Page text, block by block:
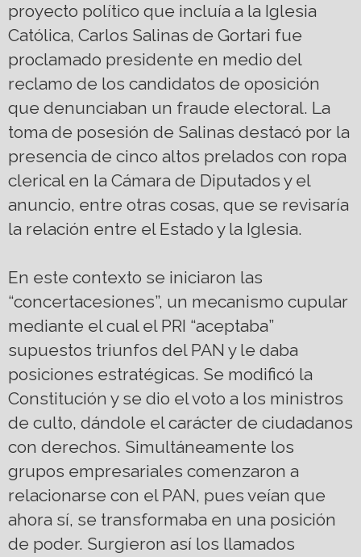
proyecto político que incluía a la Iglesia
Católica, Carlos Salinas de Gortari fue
proclamado presidente en medio del
reclamo de los candidatos de oposición
que denunciaban un fraude electoral. La
toma de posesión de Salinas destacó por la
presencia de cinco altos prelados con ropa
clerical en la Cámara de Diputados y el
anuncio, entre otras cosas, que se revisaría
la relación entre el Estado y la Iglesia.
En este contexto se iniciaron las
“concertacesiones”, un mecanismo cupular
mediante el cual el PRI “aceptaba”
supuestos triunfos del PAN y le daba
posiciones estratégicas. Se modificó la
Constitución y se dio el voto a los ministros
de culto, dándole el carácter de ciudadanos
con derechos. Simultáneamente los
grupos empresariales comenzaron a
relacionarse con el PAN, pues veían que
ahora sí, se transformaba en una posición
de poder. Surgieron así los llamados